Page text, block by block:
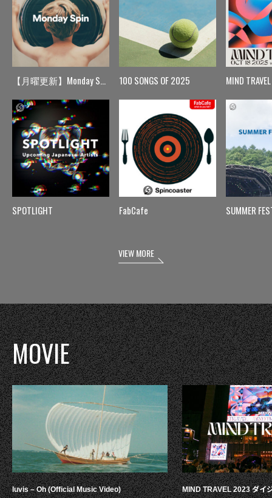
【月曜更新】Monday Spin
SPOTLIGHT
100 SONGS OF 2025
FabCafe
MIND TRAVEL
SUMMER
VIEW MORE
MOVIE
luvis – Oh (Official Music Video) MIND TRAVEL 2023 ダイ